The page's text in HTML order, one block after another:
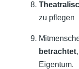
zu pflegen
betrachtet
Eigentum.